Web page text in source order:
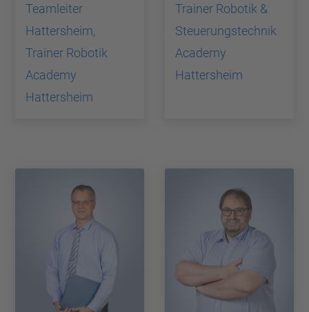
Teamleiter
Hattersheim,
Trainer Robotik
Academy
Hattersheim
Trainer Robotik &
Steuerungstechnik
Academy
Hattersheim